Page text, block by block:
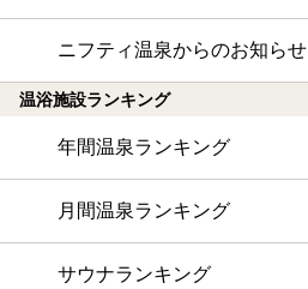
ニフティ温泉からのお知らせ
温浴施設ランキング
年間温泉ランキング
月間温泉ランキング
サウナランキング